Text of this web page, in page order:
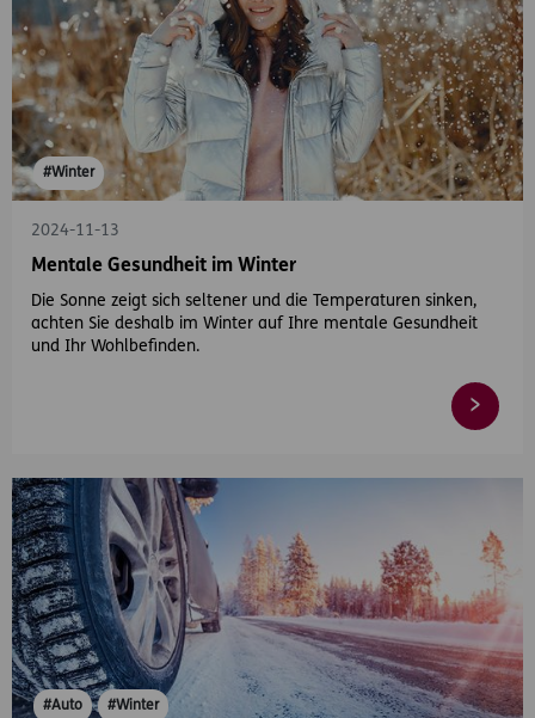
#Winter
2024-11-13
Mentale Gesundheit im Winter
Die Sonne zeigt sich seltener und die Temperaturen sinken,
achten Sie deshalb im Winter auf Ihre mentale Gesundheit
und Ihr Wohlbefinden.
#Auto #Winter